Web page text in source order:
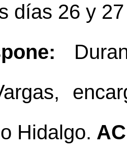
días 26 y
Hidalgo.